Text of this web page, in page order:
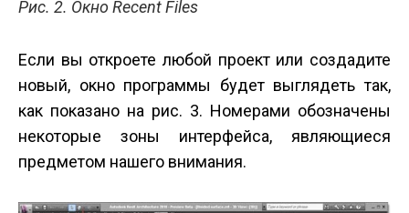
Рис. 2. Окно Recent Files
Если вы откроете любой проект или создадите
новый, окно программы будет выглядеть так,
как показано на рис. 3. Номерами обозначены
некоторые зоны интерфейса, являющиеся
предметом нашего внимания.